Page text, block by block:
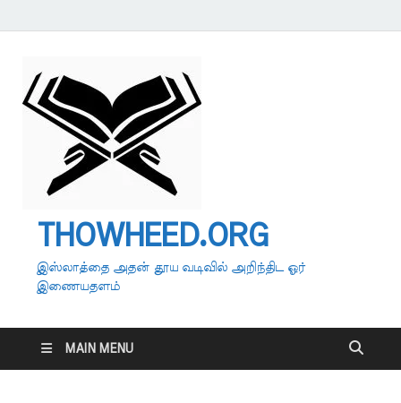
THOWHEED.ORG
இஸ்லாத்தை அதன் தூய வடிவில் அறிந்திட ஓர்
இணையதளம்
MAIN MENU